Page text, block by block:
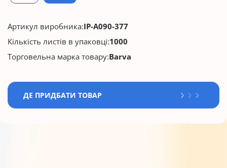
Артикул виробника:IP-A090-377
Кількість листів в упаковці:1000
Торговельна марка товару:Barva
ДЕ ПРИДБАТИ ТОВАР